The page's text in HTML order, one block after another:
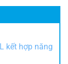
kết hợp năng